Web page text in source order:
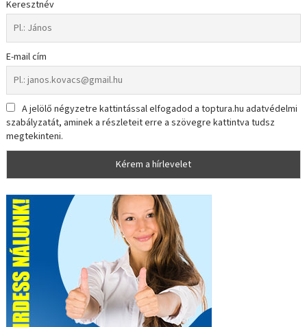
Keresztnév
E-mail cím
A jelölő négyzetre kattintással elfogadod a toptura.hu adatvédelmi
szabályzatát, aminek a részleteit erre a szövegre kattintva tudsz
megtekinteni.